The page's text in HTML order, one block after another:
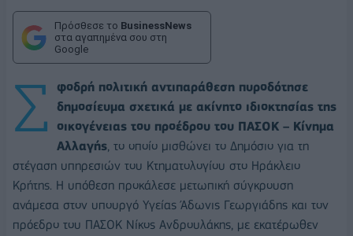
Πρόσθεσε το BusinessNews
στα αγαπημένα σου στη
Google
Σ
φοδρή πολιτική αντιπαράθεση πυροδότησε
δημοσίευμα σχετικά με ακίνητο ιδιοκτησίας της
οικογένειας του προέδρου του ΠΑΣΟΚ – Κίνημα
Αλλαγής, το οποίο μισθώνει το Δημόσιο για τη
στέγαση υπηρεσιών του Κτηματολογίου στο Ηράκλειο
Κρήτης. Η υπόθεση προκάλεσε μετωπική σύγκρουση
ανάμεσα στον υπουργό ΥγείαςΆδωνις Γεωργιάδης και τον
πρόεδρο του ΠΑΣΟΚ Νίκος Ανδρουλάκης, με εκατέρωθεν